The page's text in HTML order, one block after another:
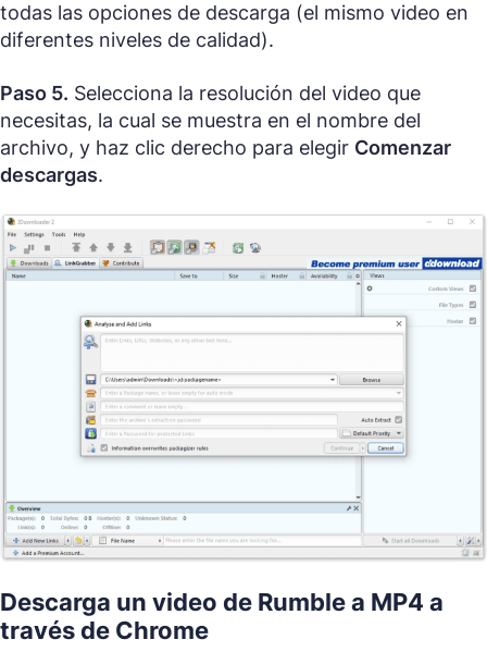
todas las opciones de descarga (el mismo video en
diferentes niveles de calidad).
Paso 5. Selecciona la resolución del video que
necesitas, la cual se muestra en el nombre del
archivo, y haz clic derecho para elegir Comenzar
descargas.
Descarga un video de Rumble a MP4 a
través de Chrome